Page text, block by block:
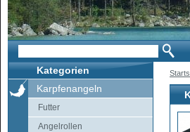
Kategorien
Karpfenangeln
Futter
Angelrollen